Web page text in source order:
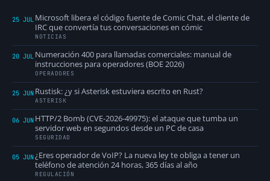
25 JUL Microsoft libera el código fuente de Comic Chat, el cliente de
IRC que convertía tus conversaciones en cómic
NOTICIAS
20 JUL Numeración 400 para llamadas comerciales: manual de
instrucciones para operadores (BOE 2026)
OPERADORES
25 JUN Rustisk: ¿y si Asterisk estuviera escrito en Rust?
ASTERISK
06 JUN HTTP/2 Bomb (CVE-2026-49975): el ataque que tumba un
servidor web en segundos desde un PC de casa
SEGURIDAD
05 JUN¿Eres operador de VoIP? La nueva ley te obliga a tener un
teléfono de atención 24 horas, 365 días al año
REGULACIÓN